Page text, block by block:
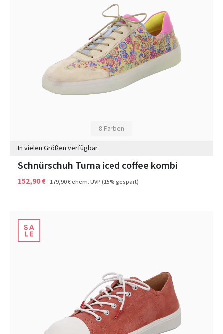
8 Farben
In vielen Größen verfügbar
Schnürschuh Turna iced coffee kombi
152,90 € 179,90 €ehem. UVP(15% gespart)